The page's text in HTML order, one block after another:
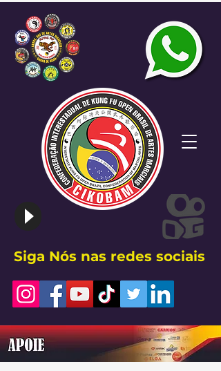
Siga Nós nas redes sociais